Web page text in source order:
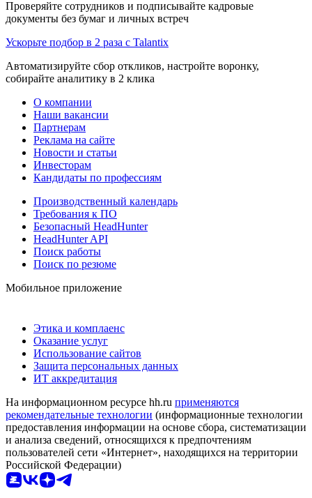
Проверяйте сотрудников и подписывайте кадровые
документы без бумаг и личных встреч
Ускорьте подбор в 2 раза с Talantix
Автоматизируйте сбор откликов, настройте воронку,
собирайте аналитику в 2 клика
О компании
Наши вакансии
Партнерам
Реклама на сайте
Новости и статьи
Инвесторам
Кандидаты по профессиям
Производственный календарь
Требования к ПО
Безопасный HeadHunter
HeadHunter API
Поиск работы
Поиск по резюме
Мобильное приложение
Этика и комплаенс
Оказание услуг
Использование сайтов
Защита персональных данных
ИТ аккредитация
На информационном ресурсе hh.ru применяются
рекомендательные технологии (информационные технологии
предоставления информации на основе сбора, систематизации
и анализа сведений, относящихся к предпочтениям
пользователей сети «Интернет», находящихся на территории
Российской Федерации)